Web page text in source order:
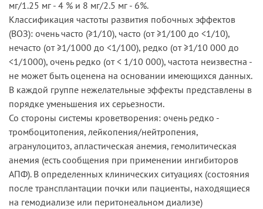
мг/1.25 мг - 4 % и 8 мг/2.5 мг - 6%.
Классификация частоты развития побочных эффектов
(ВОЗ): очень часто (≥1/10), часто (от ≥1/100 до <1/10),
нечасто (от ≥1/1000 до <1/100), редко (от ≥1/10 000 до
<1/1000), очень редко (от < 1/10 000), частота неизвестна -
не может быть оценена на основании имеющихся данных.
В каждой группе нежелательные эффекты представлены в
порядке уменьшения их серьезности.
Со стороны системы кроветворения: очень редко -
тромбоцитопения, лейкопения/нейтропения,
агранулоцитоз, апластическая анемия, гемолитическая
анемия (есть сообщения при применении ингибиторов
АПФ). В определенных клинических ситуациях (состояния
после трансплантации почки или пациенты, находящиеся
на гемодиализе или перитонеальном диализе)